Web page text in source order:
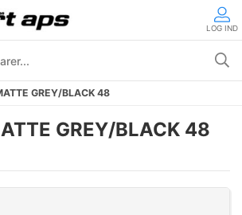
LOG IND
GREY/BLACK 48
GREY/BLACK 48